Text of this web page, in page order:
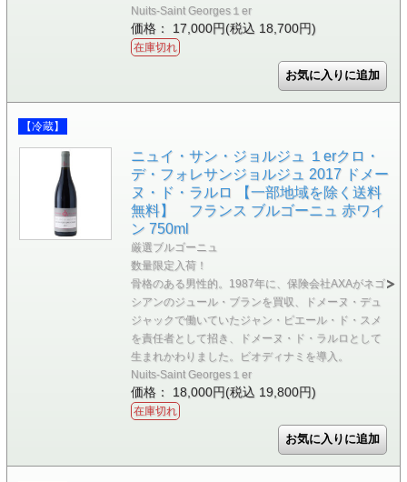
Nuits-Saint Georges１er
価格： 17,000円(税込 18,700円)
在庫切れ
【冷蔵】
ニュイ・サン・ジョルジュ １erクロ・
デ・フォレサンジョルジュ 2017 ドメー
ヌ・ド・ラルロ 【一部地域を除く送料
無料】 フランス ブルゴーニュ 赤ワイ
ン 750ml
厳選ブルゴーニュ
数量限定入荷！
骨格のある男性的。1987年に、保険会社AXAがネゴ
シアンのジュール・ブランを買収、ドメーヌ・デュ
ジャックで働いていたジャン・ピエール・ド・スメ
を責任者として招き、ドメーヌ・ド・ラルロとして
生まれかわりました。ビオディナミを導入。
Nuits-Saint Georges１er
価格： 18,000円(税込 19,800円)
在庫切れ